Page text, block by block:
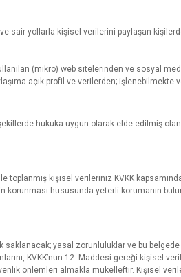
sair yollarla kişisel verilerini paylaşan
(mikro) web sitelerinden ve sosyal
açık profil ve verilerden; işlenebilmekte
hukuka uygun olarak elde edilmiş
toplanmış kişisel verileriniz KVKK
korunması hususunda yeterli korumanın
saklanacak; yasal zorunluluklar ve bu
KVKK’nun 12. Maddesi gereği kişisel
önlemleri almakla mükelleftir. Kişisel